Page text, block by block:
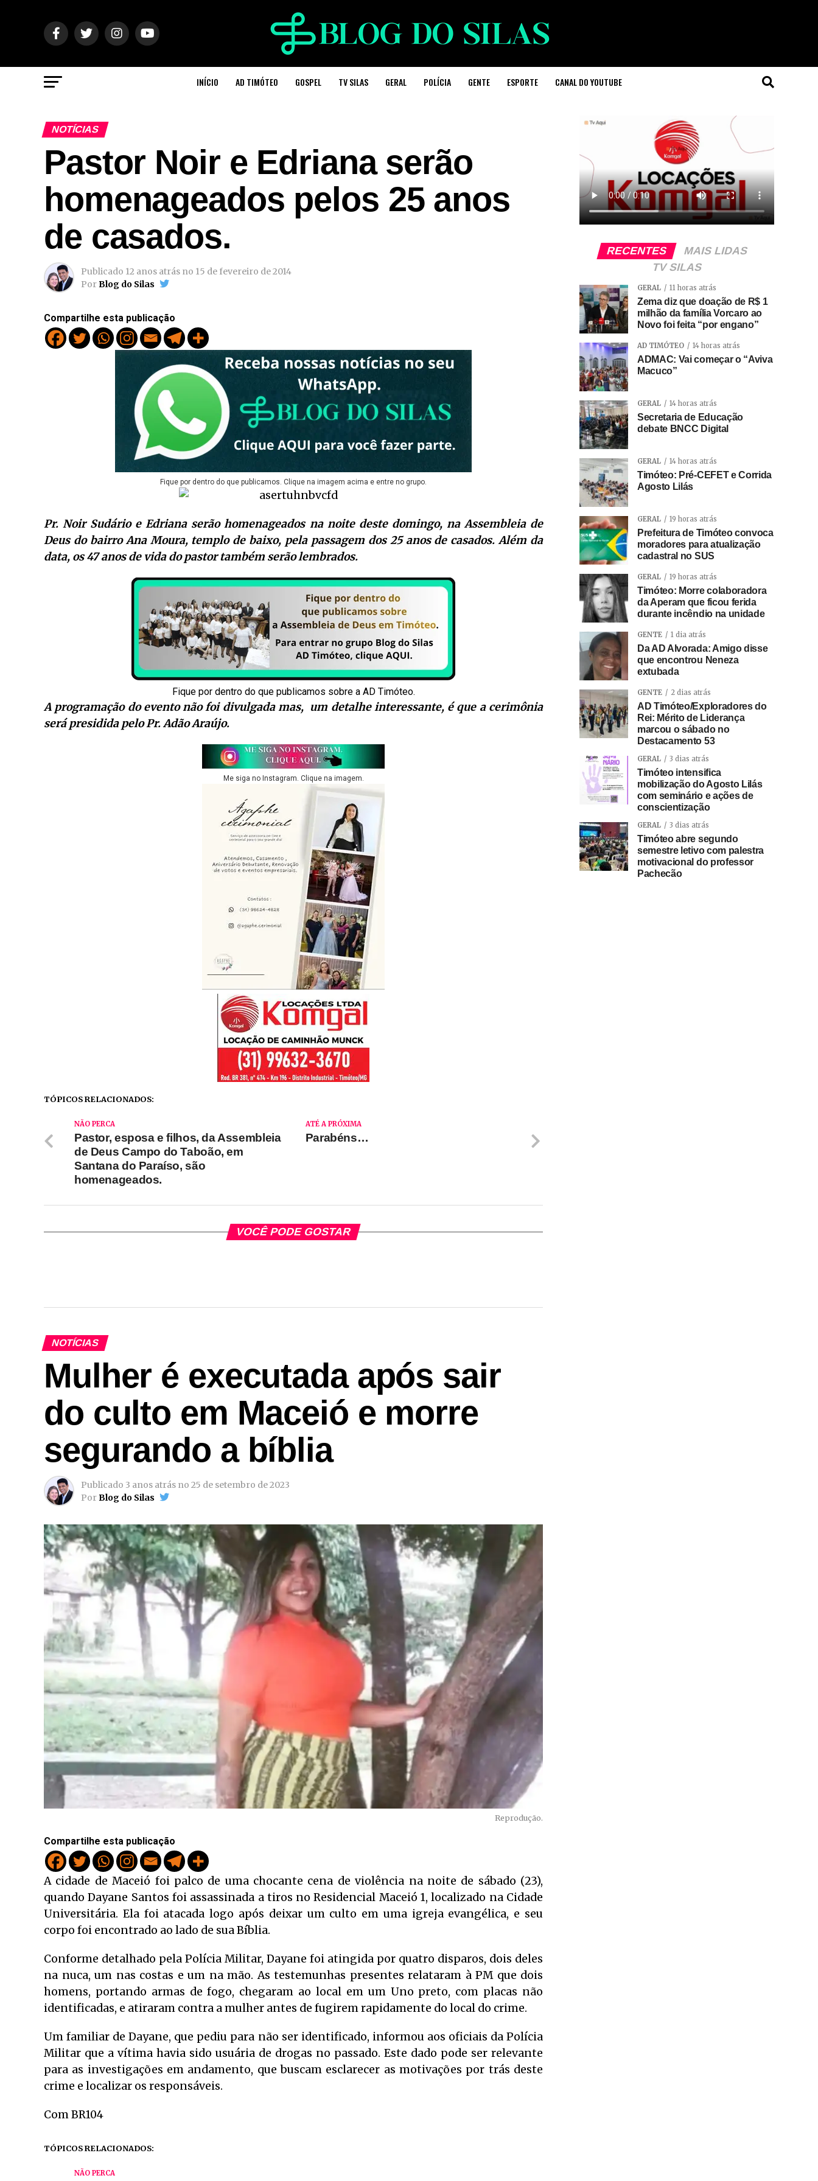
INÍCIO AD TIMÓTEO GOSPEL TV SILAS GERAL POLÍCIA GENTE ESPORTE CANAL DO YOUTUBE
NOTÍCIAS
Pastor Noir e Edriana serão
homenageados pelos 25 anos
de casados.
Publicado 12 anos atrás no 15 de fevereiro de 2014
PorBlog do Silas
Compartilhe esta publicação
Fique por dentro do que publicamos. Clique na imagem acima e entre no grupo.
Pr. Noir Sudário e Edriana serão homenageados na noite deste domingo, na Assembleia de
Deus do bairro Ana Moura, templo de baixo, pela passagem dos 25 anos de casados. Além da
data, os 47 anos de vida do pastor também serão lembrados.
Fique por dentro do que publicamos sobre a AD Timóteo.
A programação do evento não foi divulgada mas, um detalhe interessante, é que a cerimônia
será presidida pelo Pr. Adão Araújo.
Me siga no Instagram. Clique na imagem.
TÓPICOS RELACIONADOS:
ATÉ A PRÓXIMA
Parabéns…
NÃO PERCA
Pastor, esposa e filhos, da Assembleia
de Deus Campo do Taboão, em
Santana do Paraíso, são
homenageados.
VOCÊ PODE GOSTAR
NOTÍCIAS
Mulher é executada após sair
do culto em Maceió e morre
segurando a bíblia
Publicado 3 anos atrás no 25 de setembro de 2023
PorBlog do Silas
Reprodução.
Compartilhe esta publicação
A cidade de Maceió foi palco de uma chocante cena de violência na noite de sábado (23),
quando Dayane Santos foi assassinada a tiros no Residencial Maceió 1, localizado na Cidade
Universitária. Ela foi atacada logo após deixar um culto em uma igreja evangélica, e seu
corpo foi encontrado ao lado de sua Bíblia.
Conforme detalhado pela Polícia Militar, Dayane foi atingida por quatro disparos, dois deles
na nuca, um nas costas e um na mão. As testemunhas presentes relataram à PM que dois
homens, portando armas de fogo, chegaram ao local em um Uno preto, com placas não
identificadas, e atiraram contra a mulher antes de fugirem rapidamente do local do crime.
Um familiar de Dayane, que pediu para não ser identificado, informou aos oficiais da Polícia
Militar que a vítima havia sido usuária de drogas no passado. Este dado pode ser relevante
para as investigações em andamento, que buscam esclarecer as motivações por trás deste
crime e localizar os responsáveis.
Com BR104
TÓPICOS RELACIONADOS:
NÃO PERCA
RECENTES
MAIS LIDAS
TV SILAS
GERAL 11 horas atrás
Zema diz que doação de R$ 1
milhão da família Vorcaro ao
Novo foi feita “por engano”
AD TIMÓTEO 14 horas atrás
ADMAC: Vai começar o “Aviva
Macuco”
GERAL 14 horas atrás
Secretaria de Educação
debate BNCC Digital
GERAL 14 horas atrás
Timóteo: Pré-CEFET e Corrida
Agosto Lilás
GERAL 19 horas atrás
Prefeitura de Timóteo convoca
moradores para atualização
cadastral no SUS
GERAL 19 horas atrás
Timóteo: Morre colaboradora
da Aperam que ficou ferida
durante incêndio na unidade
GENTE 1 dia atrás
Da AD Alvorada: Amigo disse
que encontrou Neneza
extubada
GENTE 2 dias atrás
AD Timóteo/Exploradores do
Rei: Mérito de Liderança
marcou o sábado no
Destacamento 53
GERAL 3 dias atrás
Timóteo intensifica
mobilização do Agosto Lilás
com seminário e ações de
conscientização
GERAL 3 dias atrás
Timóteo abre segundo
semestre letivo com palestra
motivacional do professor
Pachecão